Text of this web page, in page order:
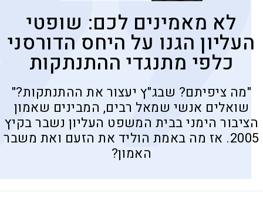
לא מאמינים לכם: שופטי
העליון הגנו על היחס הדורסני
כלפי מתנגדי ההתנתקות
"מה ציפיתם? שבג"ץ יעצור את ההתנתקות?"
שואלים אנשי שמאל רבים, המבינים שאמון
הציבור הימני בבית המשפט העליון נשבר בקיץ
2005. אז מה באמת הוליד את הזעם ואת משבר
האמון?